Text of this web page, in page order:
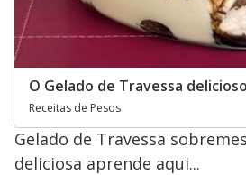
O Gelado de Travessa
Receitas de Pesos
Gelado de Travessa
deliciosa aprende aqui...